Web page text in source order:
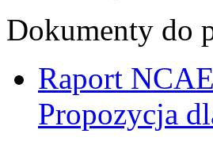
Dokumenty do
Raport
Propozycja